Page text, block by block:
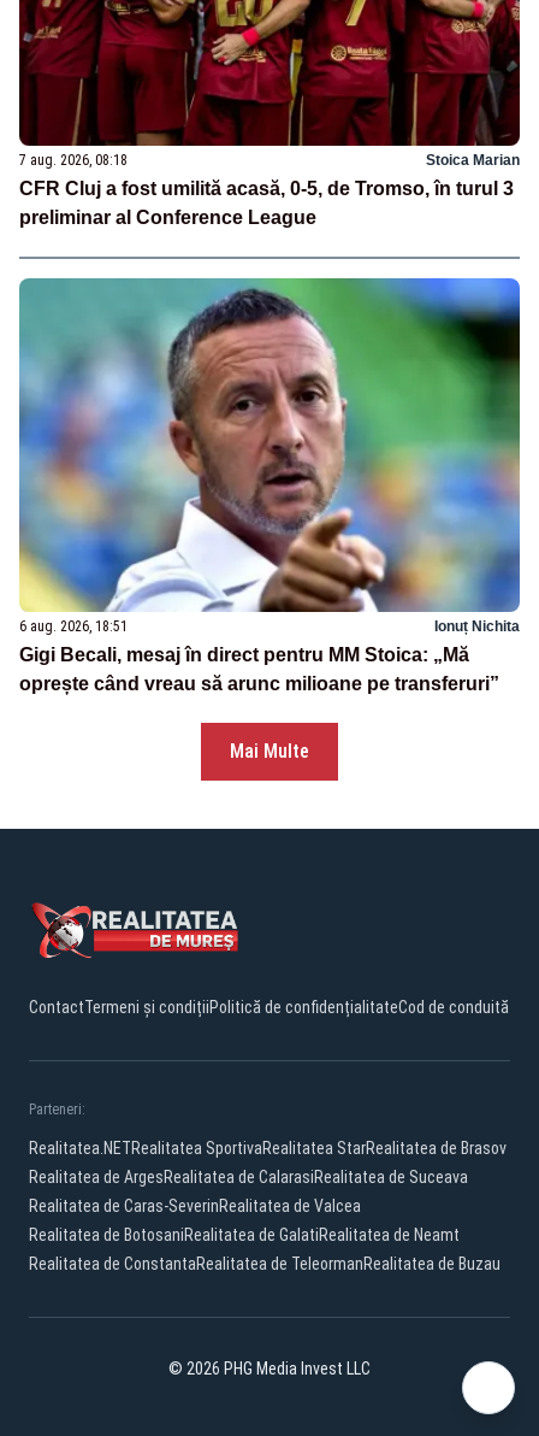
7 aug. 2026, 08:18 Stoica Marian
CFR Cluj a fost umilită acasă, 0-5, de Tromso, în turul 3
preliminar al Conference League
6 aug. 2026, 18:51 Ionuț Nichita
Gigi Becali, mesaj în direct pentru MM Stoica: „Mă
oprește când vreau să arunc milioane pe transferuri”
Mai Multe
ContactTermeni și condițiiPolitică de confidențialitateCod de conduită
Parteneri:
Realitatea.NETRealitatea SportivaRealitatea StarRealitatea de Brasov
Realitatea de ArgesRealitatea de CalarasiRealitatea de Suceava
Realitatea de Caras-SeverinRealitatea de Valcea
Realitatea de BotosaniRealitatea de GalatiRealitatea de Neamt
Realitatea de ConstantaRealitatea de TeleormanRealitatea de Buzau
© 2026 PHG Media Invest LLC